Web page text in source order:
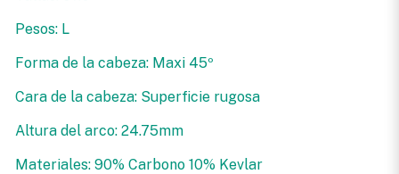
Pesos: L
Forma de la cabeza: Maxi 45º
Cara de la cabeza: Superficie rugosa
Altura del arco: 24.75mm
Materiales: 90% Carbono 10% Kevlar